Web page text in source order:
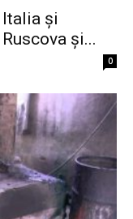
Italia și
și...
0